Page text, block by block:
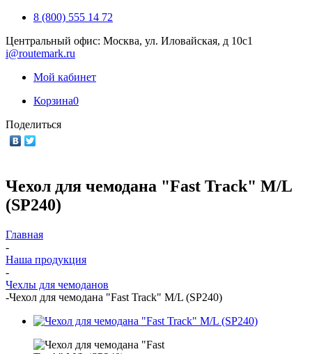
8 (800) 555 14 72
Центральный офис: Москва, ул. Иловайская, д 10с1
i@routemark.ru
Мой кабинет
Корзина0
Поделиться
Чехол для чемодана "Fast Track" M/L
(SP240)
Главная
-
Наша продукция
-
Чехлы для чемоданов
-Чехол для чемодана "Fast Track" M/L (SP240)